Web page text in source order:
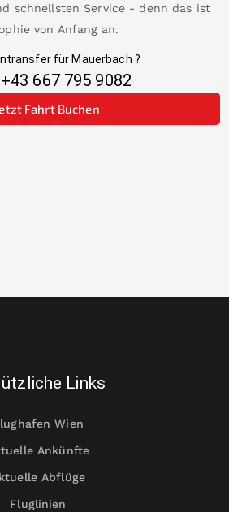
schnellsten Service - denn das ist
von Anfang an.
für Mauerbach ?
+43 667 795 9082
Fahrt Buchen
Links
Wien
Ankünfte
Abflüge
Fluglinien